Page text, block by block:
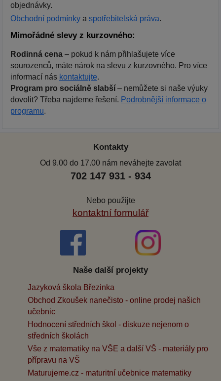
objednávky.
Obchodní podmínky a spotřebitelská práva.
Mimořádné slevy z kurzovného:
Rodinná cena – pokud k nám přihlašujete více
sourozenců, máte nárok na slevu z kurzovného. Pro více
informací nás kontaktujte.
Program pro sociálně slabší – nemůžete si naše výuky
dovolit? Třeba najdeme řešení. Podrobnější informace o
programu.
Kontakty
Od 9.00 do 17.00 nám neváhejte zavolat
702 147 931 - 934
Nebo použijte
kontaktní formulář
Naše další projekty
Jazyková škola Březinka
Obchod Zkoušek nanečisto - online prodej našich
učebnic
Hodnocení středních škol - diskuze nejenom o
středních školách
Vše z matematiky na VŠE a další VŠ - materiály pro
přípravu na VŠ
Maturujeme.cz - maturitní učebnice matematiky